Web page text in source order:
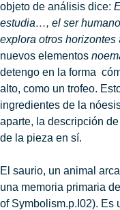
objeto de análisis dice:
estudia…, el ser
explora otros horizontes
nuevos elementos
detengo en la forma
alto, como un trofeo.
ingredientes de la
aparte, la descripción
de la pieza en sí.
El saurio, un animal
una memoria primaria
of Symbolism.p.I02). Es